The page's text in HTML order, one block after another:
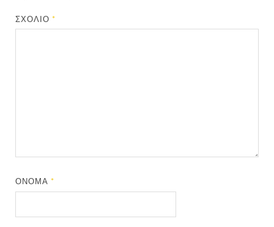
ΣΧΌΛΙΟ*
ΌΝΟΜΑ*